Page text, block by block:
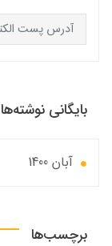
بایگانی نوشته‌ها
آبان 1400
برچسب‌ها